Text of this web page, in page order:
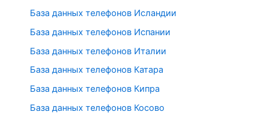
База данных телефонов Исландии
База данных телефонов Испании
База данных телефонов Италии
База данных телефонов Катара
База данных телефонов Кипра
База данных телефонов Косово